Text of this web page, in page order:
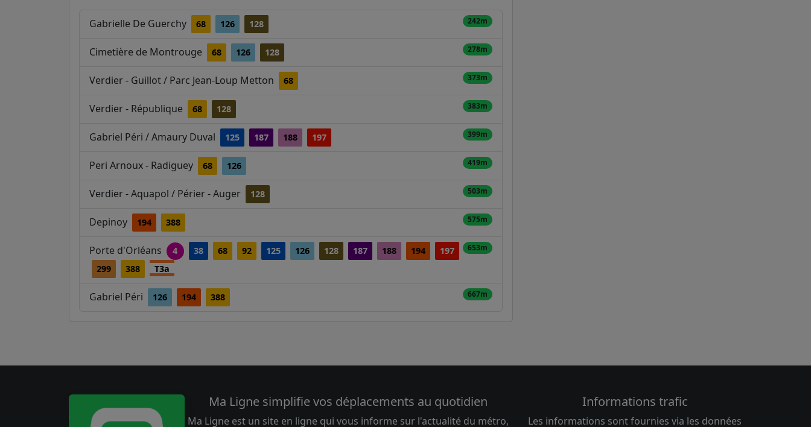
Gabrielle De Guerchy 68 126 128 242m
Cimetière de Montrouge 68 126 128 278m
Verdier - Guillot / Parc Jean-Loup Metton 68 373m
Verdier - République 68 128 383m
Gabriel Péri / Amaury Duval 125 187 188 197 399m
Peri Arnoux - Radiguey 68 126 419m
Verdier - Aquapol / Périer - Auger 128 503m
Depinoy 194 388 575m
Porte d'Orléans 4 38 68 92 125 126 128 187 188 194
197
299
388 T3a
653m
Gabriel Péri 126 194 388 667m
Ma Ligne simplifie vos déplacements au quotidien
Ma Ligne est un site en ligne qui vous informe sur l'actualité du métro,
Informations trafic
Les informations sont fournies via les données